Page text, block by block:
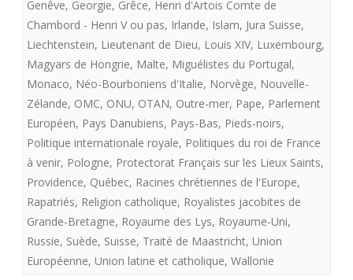
Genêve, Georgie, Grêce, Henri d'Artois Comte de
Chambord - Henri V ou pas, Irlande, Islam, Jura Suisse,
Liechtenstein, Lieutenant de Dieu, Louis XIV, Luxembourg,
Magyars de Hongrie, Malte, Miguélistes du Portugal,
Monaco, Néo-Bourboniens d'Italie, Norvège, Nouvelle-
Zélande, OMC, ONU, OTAN, Outre-mer, Pape, Parlement
Européen, Pays Danubiens, Pays-Bas, Pieds-noirs,
Politique internationale royale, Politiques du roi de France
à venir, Pologne, Protectorat Français sur les Lieux Saints,
Providence, Québec, Racines chrétiennes de l'Europe,
Rapatriés, Religion catholique, Royalistes jacobites de
Grande-Bretagne, Royaume des Lys, Royaume-Uni,
Russie, Suède, Suisse, Traité de Maastricht, Union
Européenne, Union latine et catholique, Wallonie